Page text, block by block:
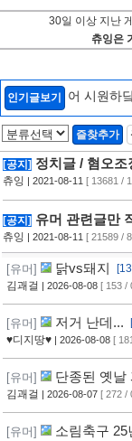
30일 이상 지난
츄잉은
인기글보기 어 시원하
즐찾추가
[공지] 정치글 / 혐오
츄잉 | 2021-08-11 [ 13681 /
[공지] 유머 관련글만
츄잉 | 2021-08-11 [ 21589 /
[유머] 닭vs돼지
김괘걸
| 2026-08-08 [ 153 /
[유머] 저거 난데...
♥디지땅♥ | 2026-08-08 [
[유머] 단종된 옛날
김괘걸
| 2026-08-07 [ 272 /
[유머] 소림축구 25